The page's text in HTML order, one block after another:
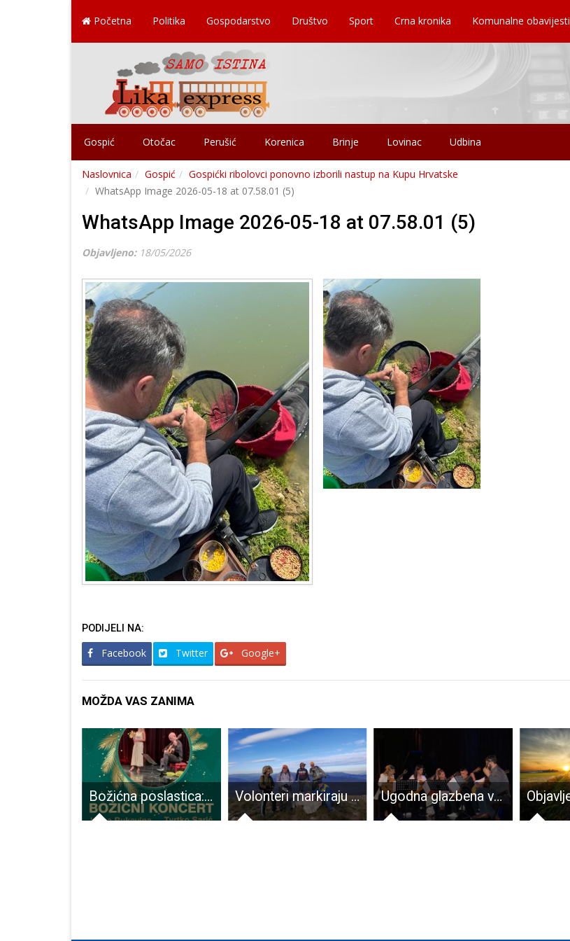
Početna Politika Gospodarstvo Društvo Sport Crna kronika Komunalne obavijesti
Gospić Otočac Perušić Korenica Brinje Lovinac Udbina
Naslovnica Gospić
Gospićki ribolovci ponovno izborili nastup na Kupu Hrvatske
WhatsApp Image 2026-05-18 at 07.58.01 (5)
WhatsApp Image 2026-05-18 at 07.58.01 (5)
Objavljeno: 18/05/2026
PODIJELI NA:
Facebook Twitter Google+
MOŽDA VAS ZANIMA
Božićna poslastica: koncert Ivane Rukavina i Tvrtka Sarića Volonteri markiraju velebitske planinarske staze Ugodna glazbena večer u Gospiću